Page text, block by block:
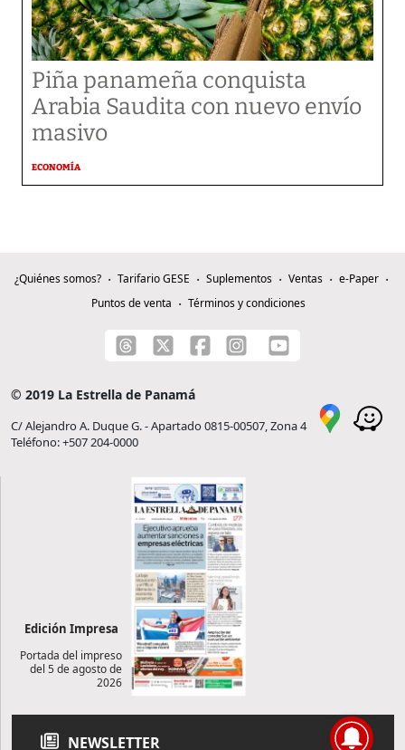
Piña panameña conquista
Arabia Saudita con nuevo envío
masivo
ECONOMÍA
¿Quiénes somos? Tarifario GESE Suplementos Ventas
e-Paper
Puntos de venta
Términos y condiciones
© 2019 La Estrella de Panamá
C/ Alejandro A. Duque G. - Apartado 0815-00507, Zona 4
Teléfono: +507 204-0000
Edición Impresa
Portada del impreso
del 5 de agosto de
2026
NEWSLETTER